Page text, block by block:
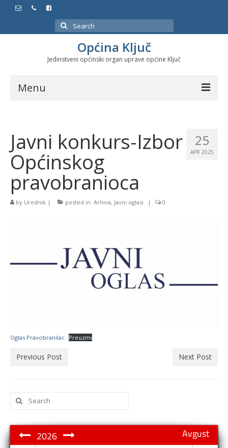
Search
for:
Općina Ključ
Jedinstveni općinski organ uprave općine Ključ
Menu
Službeni glasnici
Javne nabavke
Značajni datumi i manifestacije
Program energetske efikasnosti u stambenom
sektoru
25
APR 2025
Javni konkurs-Izbor
Općinskog
pravobranioca
by Urednik | posted in: Arhiva, Javni oglasi | 0
Oglas Pravobranilac Preuzmi
Previous Post Next Post
Search
for:
Avgust
2026